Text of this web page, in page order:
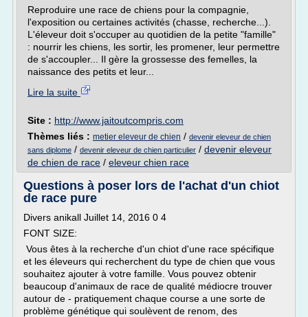
Reproduire une race de chiens pour la compagnie,
l'exposition ou certaines activités (chasse, recherche...).
L'éleveur doit s'occuper au quotidien de la petite "famille"
: nourrir les chiens, les sortir, les promener, leur permettre
de s'accoupler... Il gère la grossesse des femelles, la
naissance des petits et leur...
Lire la suite
Site : http://www.jaitoutcompris.com
Thèmes liés : metier eleveur de chien / devenir eleveur de chien
sans diplome / devenir eleveur de chien particulier / devenir eleveur
de chien de race / eleveur chien race
Questions à poser lors de l'achat d'un chiot
de race pure
Divers anikall Juillet 14, 2016 0 4
FONT SIZE:
Vous êtes à la recherche d'un chiot d'une race spécifique
et les éleveurs qui recherchent du type de chien que vous
souhaitez ajouter à votre famille. Vous pouvez obtenir
beaucoup d'animaux de race de qualité médiocre trouver
autour de - pratiquement chaque course a une sorte de
problème génétique qui soulèvent de renom, des